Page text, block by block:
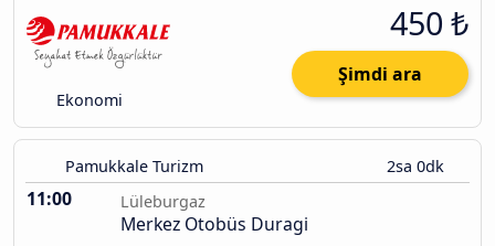
Ekonomi
450 ₺
Şimdi ara
Pamukkale Turizm 2sa 0dk
11:00 Lüleburgaz
Merkez Otobüs Duragi